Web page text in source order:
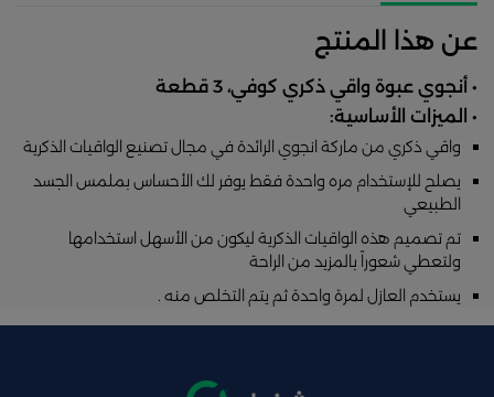
عن هذا المنتج
• أنجوي عبوة واقي ذكري كوفي، 3 قطعة
• الميزات الأساسية:
واقي ذكري من ماركة انجوي الرائدة في مجال تصنيع الواقيات الذكرية
يصلح للإستخدام مره واحدة فقط يوفر لك الأحساس بملمس الجسد
الطبيعي
تم تصميم هذه الواقيات الذكرية ليكون من الأسهل استخدامها
ولتعطي شعوراً بالمزيد من الراحة
يستخدم العازل لمرة واحدة ثم يتم التخلص منه .